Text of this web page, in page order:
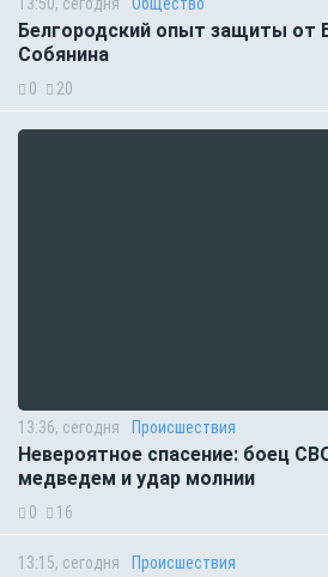
Белгородский опыт защиты от
Собянина
0 20
13:36, сегодня Происшествия
Невероятное спасение: боец
медведем и удар молнии
0 16
13:15, сегодня Происшествия